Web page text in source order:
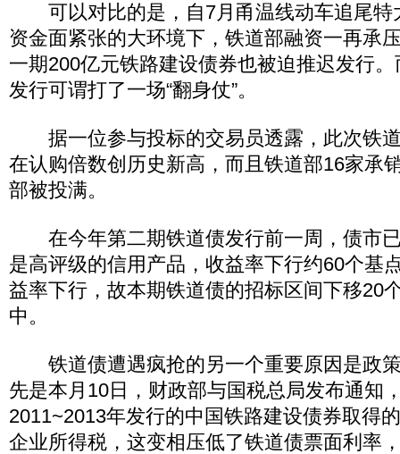
可以对比的是，自7月甬温线动车追尾特
资金面紧张的大环境下，铁道部融资一再承
一期200亿元铁路建设债券也被迫推迟发行
发行可谓打了一场“翻身仗”。
据一位参与投标的交易员透露，此次铁
在认购倍数创历史新高，而且铁道部16家承
部被投满。
在今年第二期铁道债发行前一周，债市
是高评级的信用产品，收益率下行约60个基
益率下行，故本期铁道债的招标区间下移20
中。
铁道债遭遇疯抢的另一个重要原因是政
先是本月10日，财政部与国税总局发布通知
2011~2013年发行的中国铁路建设债券取得
企业所得税，这变相压低了铁道债票面利率